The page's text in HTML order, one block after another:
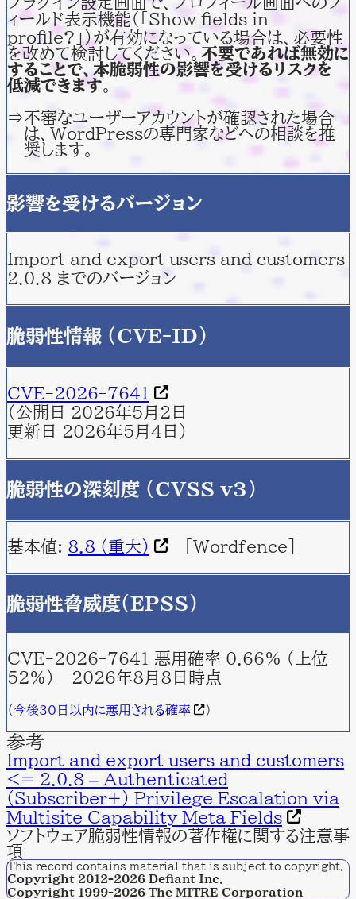
ィールド表示機能（「Show fields in
profile?」）が有効になっている場合は、必要性
を改めて検討してください。 不要であれば無効に
することで、本脆弱性の影響を受けるリスクを
低減できます。
⇒不審なユーザーアカウントが確認された場合
は、WordPressの専門家などへの相談を推
奨します。
影響を受けるバージョン
Import and export users and customers
2.0.8 までのバージョン
脆弱性情報 (CVE-ID)
CVE-2026-7641
（公開日 2026年5月2日
更新日 2026年5月4日）
脆弱性の深刻度 (CVSS v3)
基本値: 8.8 (重大) [Wordfence]
脆弱性脅威度(EPSS)
CVE-2026-7641 悪用確率 0.66% （上位
52%） 2026年8月8日時点
（今後30日以内に悪用される確率 )
参考
Import and export users and customers
<= 2.0.8 – Authenticated
(Subscriber+) Privilege Escalation via
Multisite Capability Meta Fields
ソフトウェア脆弱性情報の著作権に関する注意事
項
This record contains material that is subject to copyright.
Copyright 2012-2026 Defiant Inc.
Copyright 1999-2026 The MITRE Corporation